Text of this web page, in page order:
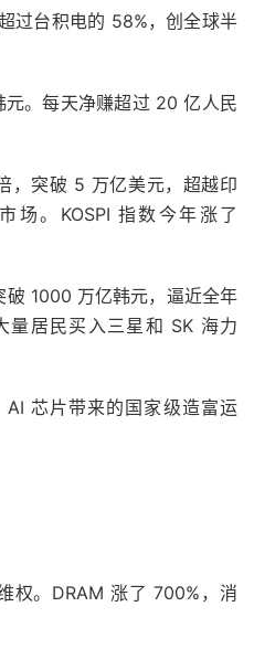
过台积电的 58%，创全球半
。每天净赚超过 20 亿人民
，突破 5 万亿美元，超越印
场。KOSPI 指数今年涨了
破 1000 万亿韩元，逼近全年
量居民买入三星和 SK 海力
芯片带来的国家级造富运
权。DRAM 涨了 700%，消